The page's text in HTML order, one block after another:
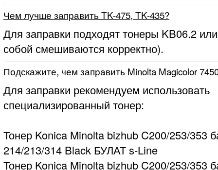
Чем лучше заправить TK-475, TK-435?
Для заправки подходят тонеры KB06.2
собой смешиваются корректно).
Подскажите, чем заправить Minolta Magicolor
Для заправки рекомендуем использовать
специализированный тонер:
Тонер Konica Minolta bizhub C200/253/353
214/213/314 Black БУЛАТ s-Line
Тонер Konica Minolta bizhub C200/253/353